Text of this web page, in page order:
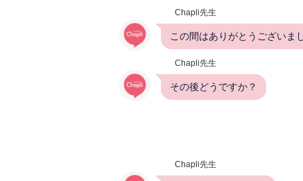
Chapli先生
この間はありがとうございま
Chapli先生
その後どうですか？
Chapli先生